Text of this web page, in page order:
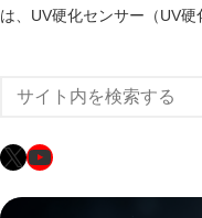
は、UV硬化センサー（UV硬
X YouTube